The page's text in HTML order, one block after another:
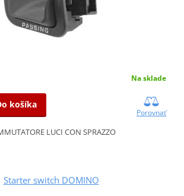
Na sklade
košíka
Porovnať
LUCI CON SPRAZZO
Starter switch DOMINO